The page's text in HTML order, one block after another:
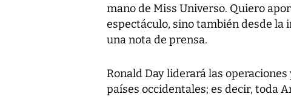
mano de Miss Universo. Quiero
espectáculo, sino también desde la
una nota de prensa.
Ronald Day liderará las
países occidentales; es decir, toda